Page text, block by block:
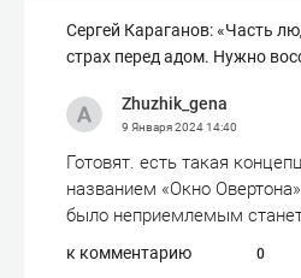
Сергей Караганов: «Часть
страх перед адом. Нужно
Zhuzhik_gena
9 Января 202414:40
Готовят. есть такая
названием «Окно
было неприемлемым
к комментарию 0